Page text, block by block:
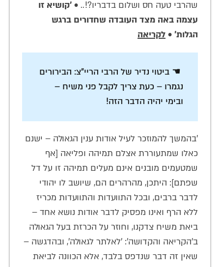
שהרבי טעה חס ושלום בדבריו?!.. • 'קושיא זו
עצמה באה מצד העובדה שחדורים ברגש
הגלות' • לקריאה
☚ ביטוי נדיר של הרבי הריי"צ: הבירורים
נגמרו – כעת צריך לקבל פני משיח –
ובימי יהיה הדבר הזה!
'בהמשך להמוזכר לעיל אודות ענין הגאולה – ישנם
כאלו שמתעוררת אצלם תמיהה ופליאה [אף
שמטעמים מובנים אינם מעלים תמיהה זו על דל
שפתם]: היתכן, מהרהרים הם, שיושב לו יהודי
לדבר ברבים, ובכל התוועדות והתוועדות מכריז
ללא הרף ואינו מפסיק לדבר אודות נושא אחד –
ביאת משיח צדקנו, וחוזר על הכרזת בעל הגאולה
ב'הקריאה והקדושה': 'לאלתר לגאולה', ובהדגשה –
שאין זה דבר שנדפס בלבד, אלא הכוונה לביאת